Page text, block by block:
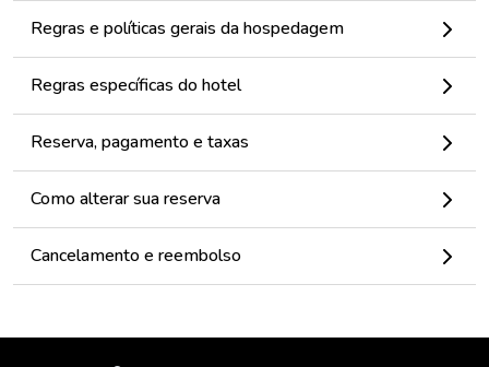
Regras e políticas gerais da hospedagem
Regras específicas do hotel
Reserva, pagamento e taxas
Como alterar sua reserva
Cancelamento e reembolso